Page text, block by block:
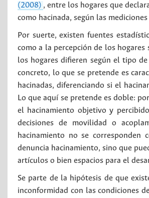
(2008) , entre los hogares que
como hacinada, según las
Por suerte, existen fuentes
como a la percepción de los
los hogares difieren según el tipo
concreto, lo que se pretende es
hacinadas, diferenciando si el
Lo que aquí se pretende es doble:
el hacinamiento objetivo y
decisiones de movilidad o
hacinamiento no se corresponden
denuncia hacinamiento, sino que
artículos o bien espacios para el
Se parte de la hipótesis de que
inconformidad con las condiciones